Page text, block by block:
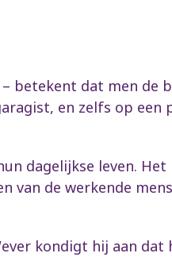
– betekent dat men de
en zelfs op een
dagelijkse leven. Het
van de werkende
kondigt hij aan dat